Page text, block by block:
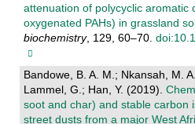
attenuation of polycyclic aromatic
oxygenated PAHs) in grassland
biochemistry, 129, 60–70.
Bandowe, B. A. M.; Nkansah, M.
Lammel, G.; Han, Y. (2019).
soot and char) and stable carbon
street dusts from a major West